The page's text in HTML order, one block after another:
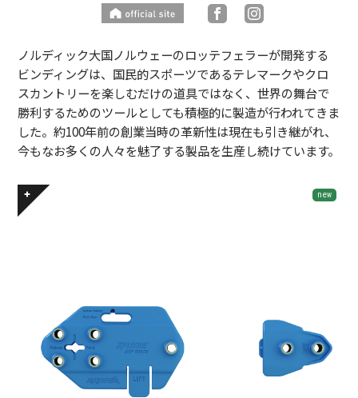
ノルディック大国ノルウェーのロッテフェラーが開発する
ビンディングは、国民的スポーツであるテレマークやクロ
スカントリーを楽しむだけの道具ではなく、世界の舞台で
勝利するためのツールとしても積極的に製造が行われてきま
した。約100年前の創業当時の革新性は現在も引き継がれ、
今もなお多くの人々を魅了する製品を生産し続けています。
new